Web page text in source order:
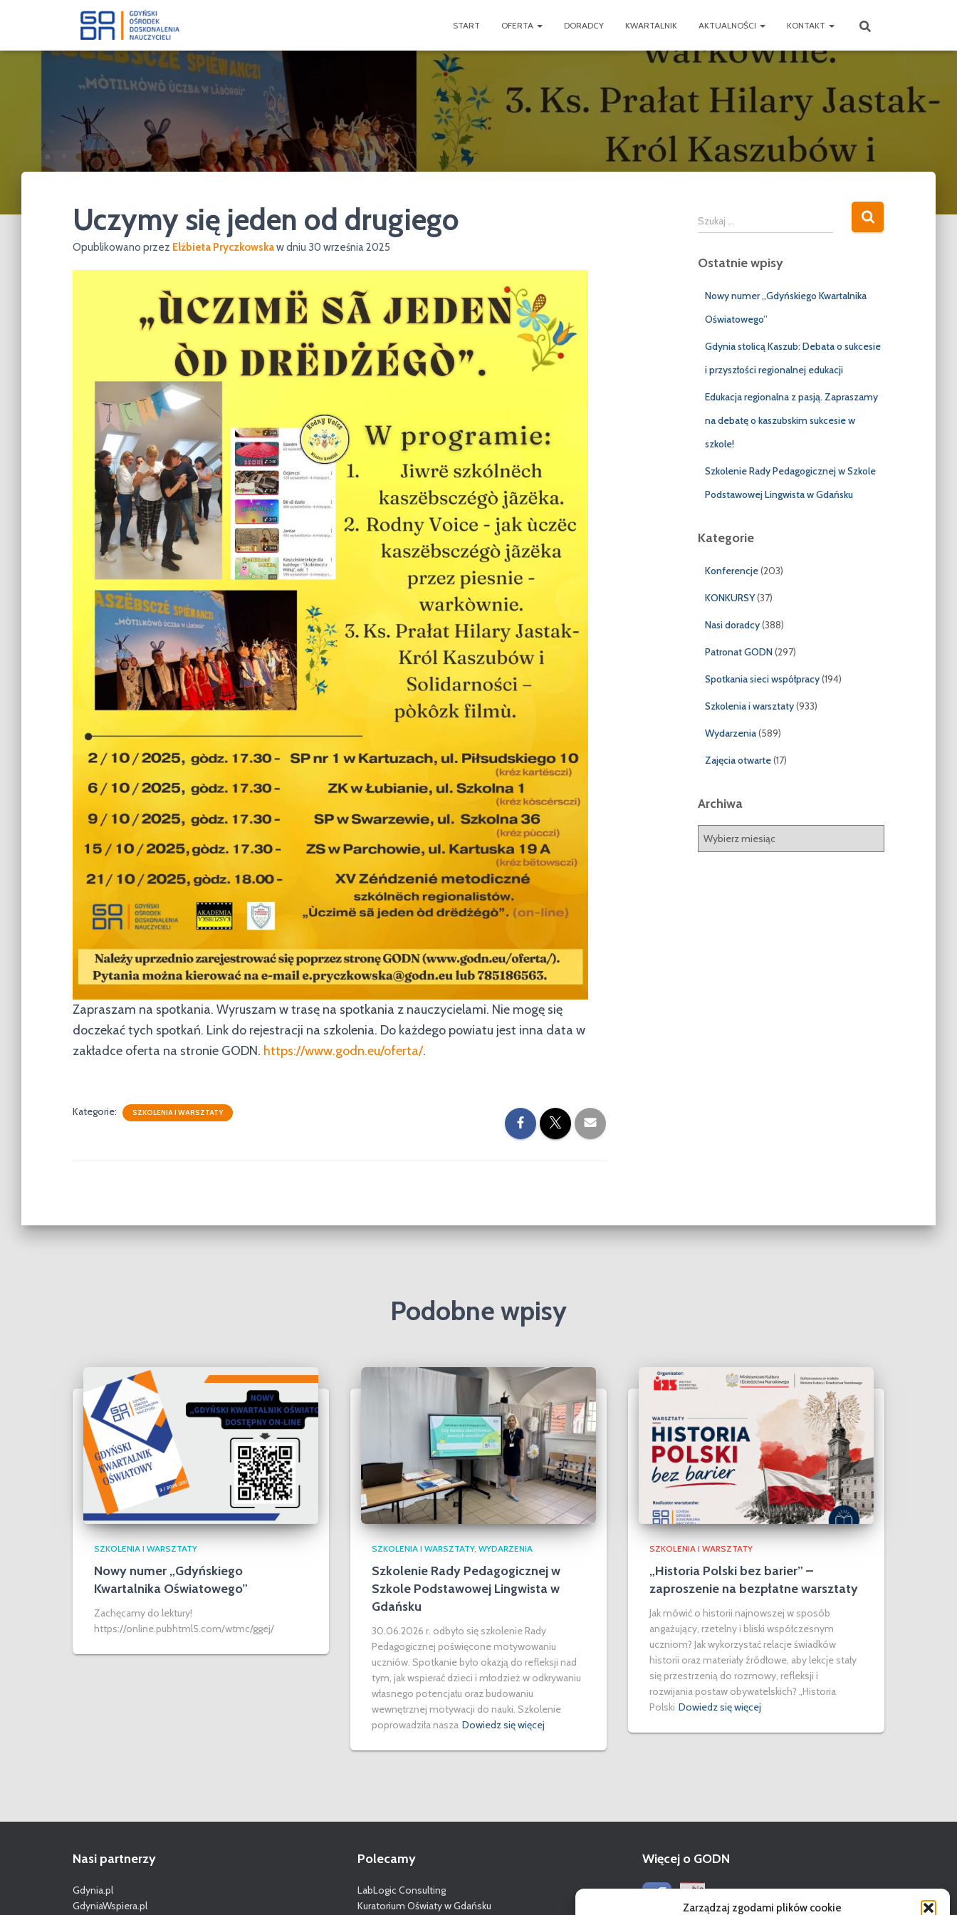
Zarządzaj zgodami plików cookie
START OFERTA DORADCY KWARTALNIK AKTUALNOŚCI KONTAKT
Uczymy się jeden od drugiego
Opublikowano przez Elżbieta Pryczkowskaw dniu 30 września 2025
Zapraszam na spotkania. Wyruszam w trasę na spotkania z nauczycielami. Nie mogę się
doczekać tych spotkań. Link do rejestracji na szkolenia. Do każdego powiatu jest inna data w
zakładce oferta na stronie GODN. https://www.godn.eu/oferta/.
Kategorie: SZKOLENIA I WARSZTATY
S
z
k
Szukaj …
Ostatnie wpisy
Nowy numer „Gdyńskiego Kwartalnika
Oświatowego”
Gdynia stolicą Kaszub: Debata o sukcesie
i przyszłości regionalnej edukacji
Edukacja regionalna z pasją. Zapraszamy
na debatę o kaszubskim sukcesie w
szkole!
Szkolenie Rady Pedagogicznej w Szkole
Podstawowej Lingwista w Gdańsku
Kategorie
Konferencje(203)
KONKURSY(37)
Nasi doradcy(388)
Patronat GODN(297)
Spotkania sieci współpracy(194)
Szkolenia i warsztaty(933)
Wydarzenia(589)
Zajęcia otwarte(17)
Archiwa
Podobne wpisy
SZKOLENIA I WARSZTATY
Nowy numer „Gdyńskiego
Kwartalnika Oświatowego”
Zachęcamy do lektury!
https://online.pubhtml5.com/wtmc/ggej/
SZKOLENIA I WARSZTATY WYDARZENIA
Szkolenie Rady Pedagogicznej w
Szkole Podstawowej Lingwista w
Gdańsku
30.06.2026 r. odbyło się szkolenie Rady
Pedagogicznej poświęcone motywowaniu
uczniów. Spotkanie było okazją do refleksji nad
tym, jak wspierać dzieci i młodzież w odkrywaniu
własnego potencjału oraz budowaniu
wewnętrznej motywacji do nauki. Szkolenie
poprowadziła nasza Dowiedz się więcej
SZKOLENIA I WARSZTATY
„Historia Polski bez barier” –
zaproszenie na bezpłatne warsztaty
Jak mówić o historii najnowszej w sposób
angażujący, rzetelny i bliski współczesnym
uczniom? Jak wykorzystać relacje świadków
historii oraz materiały źródłowe, aby lekcje stały
się przestrzenią do rozmowy, refleksji i
rozwijania postaw obywatelskich? „Historia
Polski Dowiedz się więcej
Nasi partnerzy
Gdynia.pl
GdyniaWspiera.pl
Polecamy
LabLogic Consulting
Kuratorium Oświaty w Gdańsku
Więcej o GODN